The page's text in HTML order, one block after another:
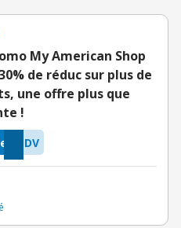
My American Shop
de réduc sur plus de
une offre plus que
!
ZDV